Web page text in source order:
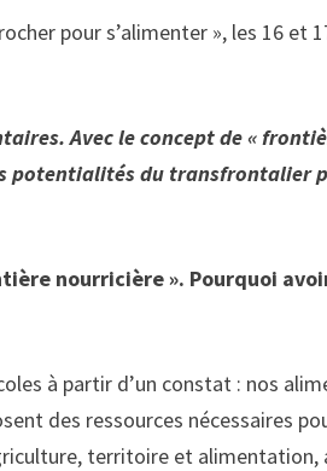
pour s’alimenter », les 16 et
Avec le concept de «
potentialités du transfrontalier
nourricière ». Pourquoi
à partir d’un constat : nos
des ressources nécessaires
territoire et alimentation,